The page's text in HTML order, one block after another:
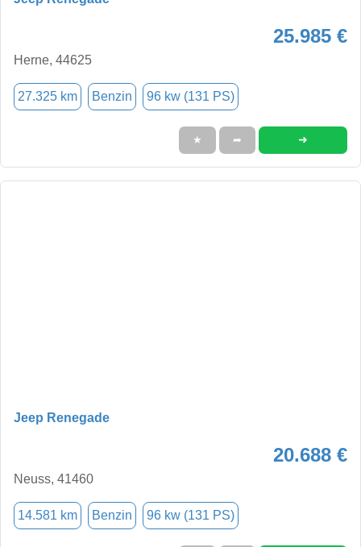
25.985 €
Herne, 44625
27.325 km Benzin 96 kw (131 PS)
★ ➦ ➜
Jeep Renegade
20.688 €
Neuss, 41460
14.581 km Benzin 96 kw (131 PS)